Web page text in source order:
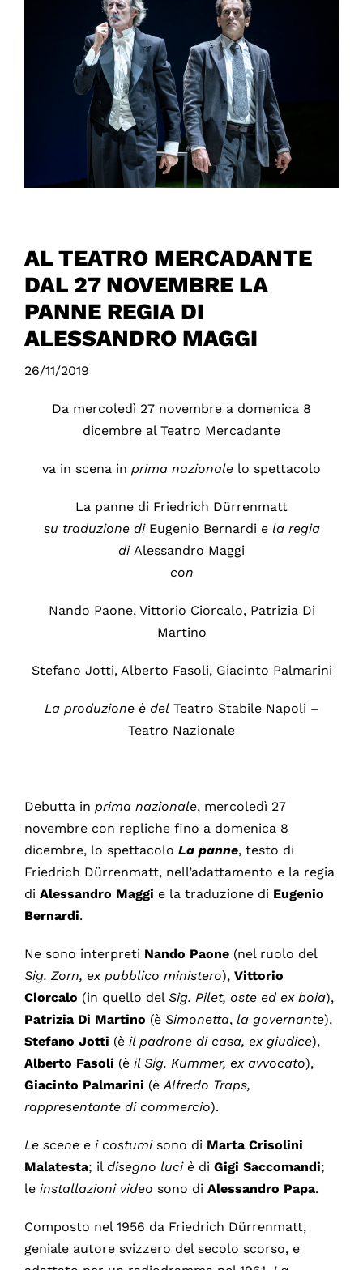
AL TEATRO MERCADANTE
DAL 27 NOVEMBRE LA
PANNE REGIA DI
ALESSANDRO MAGGI
26/11/2019
Da mercoledì 27 novembre a domenica 8
dicembre al Teatro Mercadante
va in scena in prima nazionale lo spettacolo
La panne di Friedrich Dürrenmatt
su traduzione diEugenio Bernardi e la regia
diAlessandro Maggi
con
Nando Paone, Vittorio Ciorcalo, Patrizia Di
Martino
Stefano Jotti, Alberto Fasoli, Giacinto Palmarini
La produzione è del Teatro Stabile Napoli –
Teatro Nazionale
Debutta in prima nazionale, mercoledì 27
novembre con repliche fino a domenica 8
dicembre, lo spettacolo La panne, testo di
Friedrich Dürrenmatt, nell’adattamento e la regia
di Alessandro Maggi e la traduzione di Eugenio
Bernardi.
Ne sono interpreti Nando Paone(nel ruolo del
Sig. Zorn, ex pubblico ministero), Vittorio
Ciorcalo (in quello del Sig. Pilet, oste ed ex boia),
Patrizia Di Martino (è Simonetta, la governante),
Stefano Jotti (è il padrone di casa, ex giudice),
Alberto Fasoli (è il Sig. Kummer, ex avvocato),
Giacinto Palmarini (èAlfredo Traps,
rappresentante di commercio).
Le scene e i costumi sono di Marta Crisolini
Malatesta; il disegno luciè di Gigi Saccomandi;
le installazioni video sono di Alessandro Papa.
Composto nel 1956 da Friedrich Dürrenmatt,
geniale autore svizzero del secolo scorso, e